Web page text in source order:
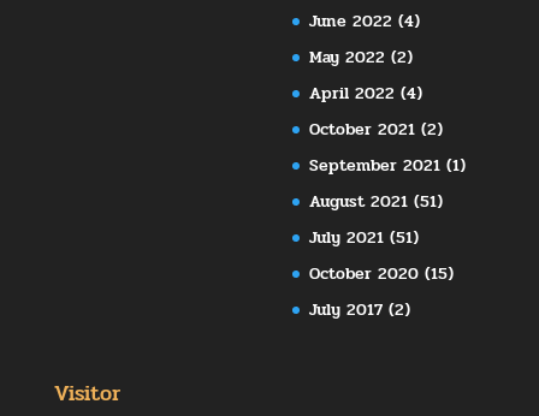
June 2022 (4)
May 2022 (2)
April 2022 (4)
October 2021 (2)
September 2021 (1)
August 2021 (51)
July 2021 (51)
October 2020 (15)
July 2017 (2)
Visitor